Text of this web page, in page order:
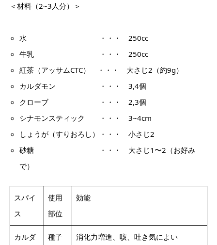
＜材料（2~3人分）＞
水 ・・・ 250cc
牛乳 ・・・ 250cc
紅茶（アッサムCTC） ・・・ 大さじ2（約9g）
カルダモン ・・・ 3,4個
クローブ ・・・ 2,3個
シナモンスティック ・・・ 3~4cm
しょうが（すりおろし）・・・ 小さじ2
砂糖 ・・・ 大さじ1〜2（お好み
で）
スパイ
ス
使用
部位
効能
カルダ
種子 消化力増進、咳、吐き気によい